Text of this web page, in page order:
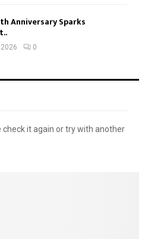
Anniversary Sparks
0
check it again or try with another